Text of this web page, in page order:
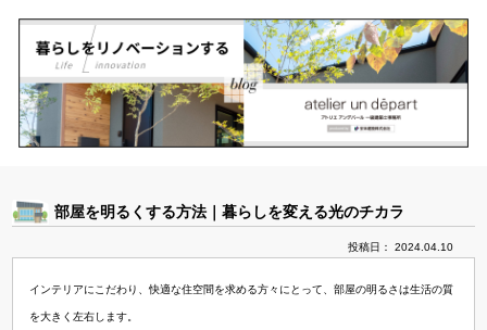
部屋を明るくする方法｜暮らしを変える光のチカラ
投稿日： 2024.04.10
インテリアにこだわり、快適な住空間を求める方々にとって、部屋の明るさは生活の質
を大きく左右します。